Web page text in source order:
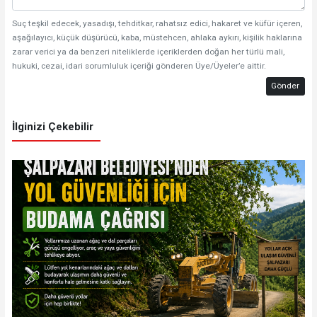
Suç teşkil edecek, yasadışı, tehditkar, rahatsız edici, hakaret ve küfür içeren,
aşağılayıcı, küçük düşürücü, kaba, müstehcen, ahlaka aykırı, kişilik haklarına
zarar verici ya da benzeri niteliklerde içeriklerden doğan her türlü mali,
hukuki, cezai, idari sorumluluk içeriği gönderen Üye/Üyeler’e aittir.
Gönder
İlginizi Çekebilir